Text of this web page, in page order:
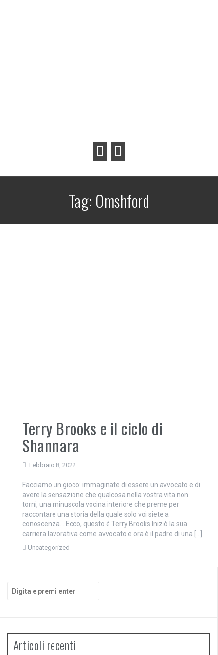
Tag: Omshford
Terry Brooks e il ciclo di
Shannara
Febbraio 8, 2022
Facciamo un gioco: immaginate di essere un avvocato e di
avere la sensazione che qualcosa nella vostra vita non
torni, una minuscola vocina interiore che preme per
raccontare una storia della quale solo voi siete a
conoscenza… Ecco, questo è Terry Brooks.Iniziò la sua
carriera lavorativa come avvocato e ora è il padre di una […]
Uncategorized
Articoli recenti